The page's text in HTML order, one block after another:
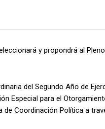
y propondrá al
del Segundo Año de
Especial para el
de Coordinación Política a